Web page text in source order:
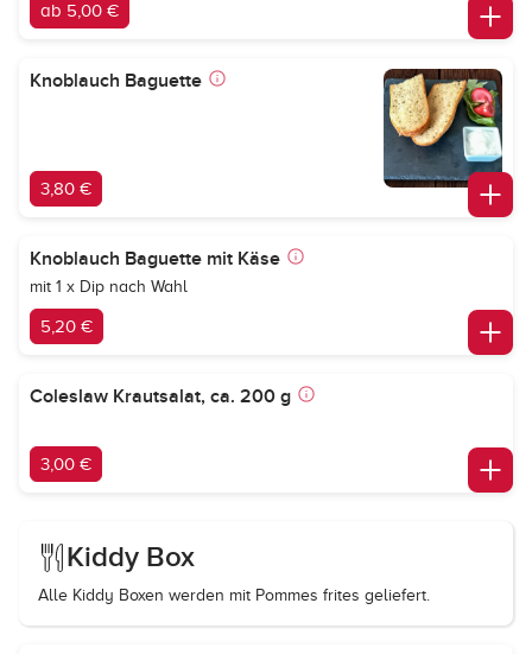
ab 5,00 €
Knoblauch Baguette
3,80 €
Knoblauch Baguette mit Käse
mit 1 x Dip nach Wahl
5,20 €
Coleslaw Krautsalat, ca. 200 g
3,00 €
Kiddy Box
Alle Kiddy Boxen werden mit Pommes frites geliefert.